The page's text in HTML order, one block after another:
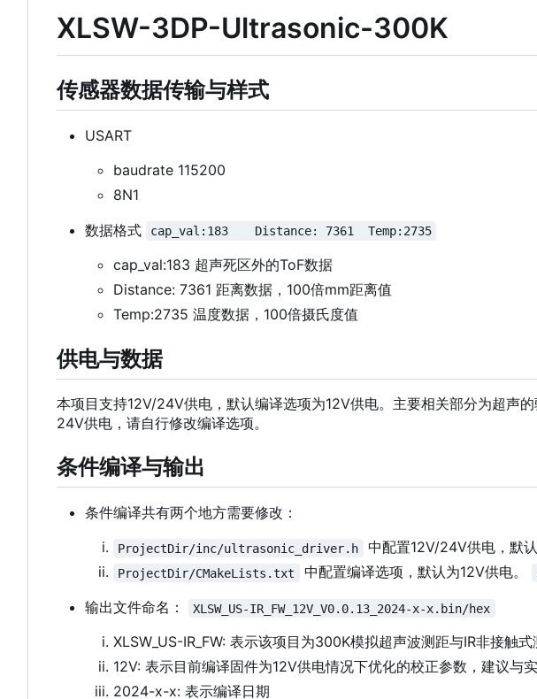
XLSW-3DP-Ultrasonic-300K
传感器数据传输与样式
USART
baudrate 115200
8N1
数据格式
cap_val:183	Distance: 7361	Temp:2735
cap_val:183 超声死区外的ToF数据
Distance: 7361 距离数据，100倍mm距离值
Temp:2735 温度数据，100倍摄氏度值
供电与数据
本项目支持12V/24V供电，默认编译选项为12V供电。主要相关部分为超声
24V供电，请自行修改编译选项。
条件编译与输出
条件编译共有两个地方需要修改：
ProjectDir/inc/ultrasonic_driver.h 中配置12V/24V供电，默
ProjectDir/CMakeLists.txt
中配置编译选项，默认为12V供电。
输出文件命名： XLSW_US-IR_FW_12V_V0.0.13_2024-x-x.bin/hex
XLSW_US-IR_FW: 表示该项目为300K模拟超声波测距与IR非接触
12V: 表示目前编译固件为12V供电情况下优化的校正参数，建议与
2024-x-x: 表示编译日期